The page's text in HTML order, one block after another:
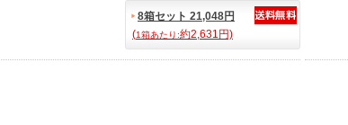
8箱セット 21,048円
(1箱あたり:約2,631円)